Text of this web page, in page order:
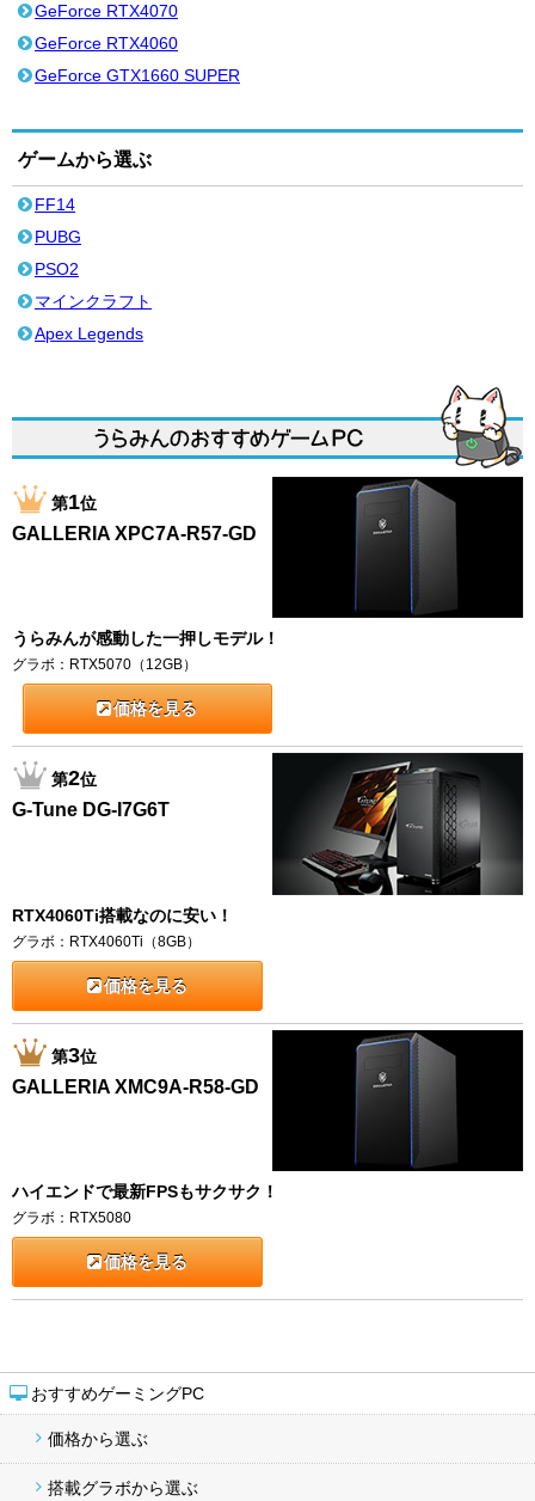
おすすめゲーミングPC
価格から選ぶ
搭載グラボから選ぶ
GeForce RTX4070
GeForce RTX4060
GeForce GTX1660 SUPER
ゲームから選ぶ
FF14
PUBG
PSO2
マインクラフト
Apex Legends
第1位
GALLERIA XPC7A-R57-GD
うらみんが感動した一押しモデル！
グラボ：RTX5070（12GB）
価格を見る
第2位
G-Tune DG-I7G6T
RTX4060Ti搭載なのに安い！
グラボ：RTX4060Ti（8GB）
価格を見る
第3位
GALLERIA XMC9A-R58-GD
ハイエンドで最新FPSもサクサク！
グラボ：RTX5080
価格を見る